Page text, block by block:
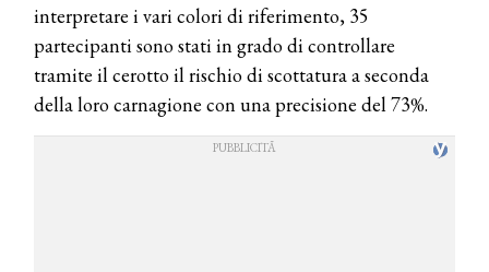
interpretare i vari colori di riferimento, 35
partecipanti sono stati in grado di controllare
tramite il cerotto il rischio di scottatura a seconda
della loro carnagione con una precisione del 73%.